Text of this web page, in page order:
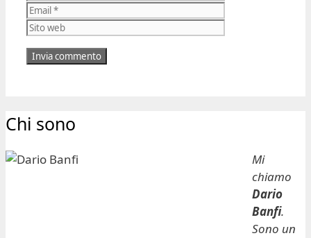
Chi sono
Mi
chiamo
Dario
Banfi.
Sono un